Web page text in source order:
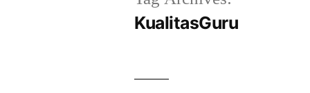
KualitasGuru